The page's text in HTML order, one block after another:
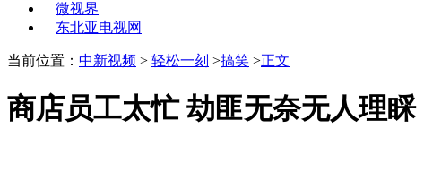
微视界
东北亚电视网
当前位置： 中新视频 > 轻松一刻 >搞笑 >正文
商店员工太忙 劫匪无奈无人理睬